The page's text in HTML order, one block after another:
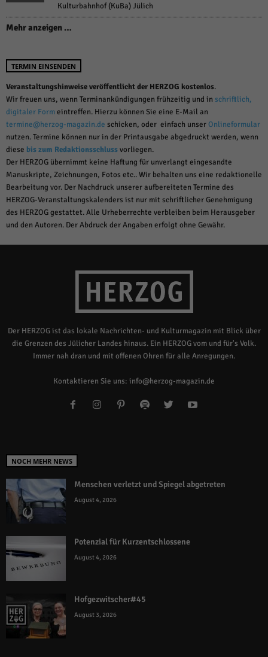
Kulturbahnhof (KuBa) Jülich
Mehr anzeigen …
TERMIN EINSENDEN
Veranstaltungshinweise veröffentlicht der HERZOG kostenlos.
Wir freuen uns, wenn Terminankündigungen frühzeitig und in schriftlich,
digitaler Formeintreffen. Hierzu können Sie eine E-Mail an
termine@herzog-magazin.de schicken, oder einfach unserOnlineformular
nutzen. Termine können nur in der Printausgabe abgedruckt werden, wenn
diese bis zum Redaktionsschlussvorliegen.
Der HERZOG übernimmt keine Haftung für unverlangt eingesandte
Manuskripte, Zeichnungen, Fotos etc.. Wir behalten uns eine redaktionelle
Bearbeitung vor. Der Nachdruck unserer aufbereiteten Termine des
HERZOG-Veranstaltungskalenders ist nur mit schriftlicher Genehmigung
des HERZOG gestattet. Alle Urheberrechte verbleiben beim Herausgeber
und den Autoren. Der Abdruck der Angaben erfolgt ohne Gewähr.
Der HERZOG ist das lokale Nachrichten- und Kulturmagazin mit Blick über
die Grenzen des Jülicher Landes hinaus. Ein HERZOG vom und für's Volk.
Immer nah dran und mit offenen Ohren für alle Anregungen.
Kontaktieren Sie uns: info@herzog-magazin.de
NOCH MEHR NEWS
Menschen verletzt und Spiegel abgetreten
August 4, 2026
Potenzial für Kurzentschlossene
August 4, 2026
Hofgezwitscher#45
August 3, 2026